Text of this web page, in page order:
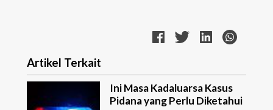
Artikel Terkait
Ini Masa Kadaluarsa Kasus
Pidana yang Perlu Diketahui